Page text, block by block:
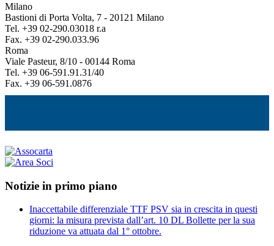
Milano
Bastioni di Porta Volta, 7 - 20121 Milano
Tel. +39 02-290.03018 r.a
Fax. +39 02-290.033.96
Roma
Viale Pasteur, 8/10 - 00144 Roma
Tel. +39 06-591.91.31/40
Fax. +39 06-591.0876
Notizie in primo piano
Inaccettabile differenziale TTF PSV sia in crescita in questi
giorni: la misura prevista dall’art. 10 DL Bollette per la sua
riduzione va attuata dal 1° ottobre.